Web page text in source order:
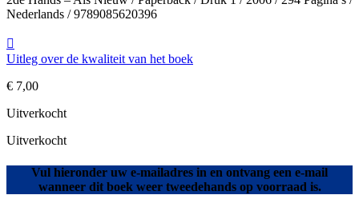
Nederlands / 9789085620396
Uitleg over de kwaliteit van het boek
€ 7,00
Uitverkocht
Uitverkocht
Vul hieronder uw e-mailadres in en ontvang een e-mail
wanneer dit boek weer tweedehands op voorraad is.